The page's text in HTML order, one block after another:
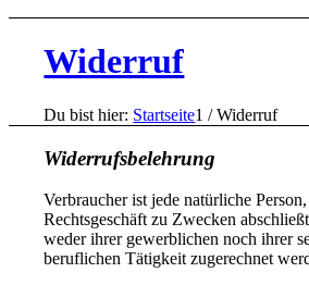
Widerruf
Du bist hier: Startseite1 / Widerruf
Widerrufsbelehrung
Verbraucher ist jede natürliche
Rechtsgeschäft zu Zwecken
weder ihrer gewerblichen noch ihrer
beruflichen Tätigkeit zugerechnet